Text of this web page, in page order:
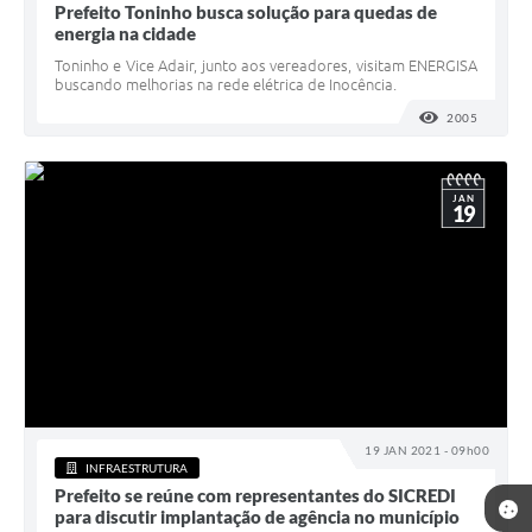
Prefeito Toninho busca solução para quedas de
energia na cidade
Toninho e Vice Adair, junto aos vereadores, visitam ENERGISA
buscando melhorias na rede elétrica de Inocência.
2005
19 JAN 2021 - 09h00
JAN
19
INFRAESTRUTURA
Prefeito se reúne com representantes do SICREDI
para discutir implantação de agência no município